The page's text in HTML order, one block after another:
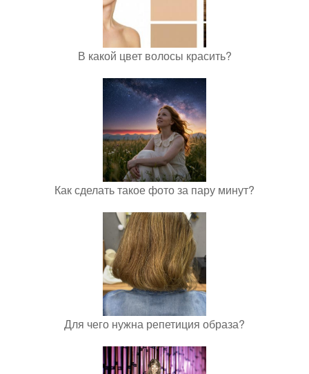
В какой цвет волосы красить?
Как сделать такое фото за пару минут?
Для чего нужна репетиция образа?